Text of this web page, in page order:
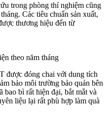
trong phòng thí nghiệm cũng
Các tiêu chuẩn sản xuất,
thương hiệu đến từ
theo năm tháng
được đóng chai với dung tích
bảo môi trường bảo quản bên
bì rất hiện đại, bắt mắt và
liệu lại rất phù hợp làm quà